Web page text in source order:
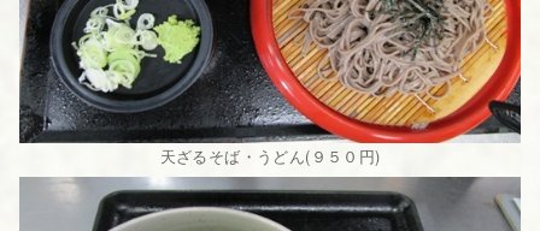
天ざるそば・うどん(９５０円)